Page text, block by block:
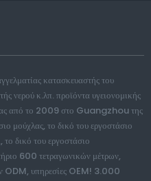
κατασκευαστής του
νερού κ.λπ. προϊόντα υγειονομικής
από το 2009 στο Guangzhou της
μούχλας, το δικό του εργοστάσιο
το δικό του εργοστάσιο
600 τετραγωνικών μέτρων,
υπηρεσίες OEM! 3.000